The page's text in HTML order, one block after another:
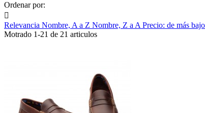
Ordenar por:

Relevancia Nombre, A a Z Nombre, Z a APrecio: de más
Motrado 1-21 de 21 articulos